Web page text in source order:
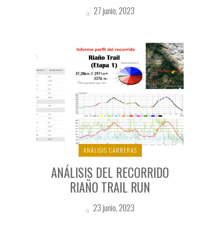
27 junio, 2023
ANÁLISIS CARRERAS
ANÁLISIS DEL RECORRIDO
RIAÑO TRAIL RUN
23 junio, 2023